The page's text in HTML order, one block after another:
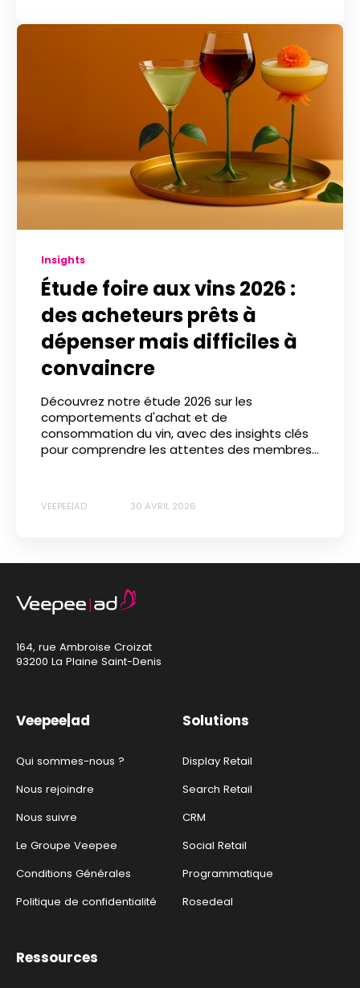
Insights
Étude foire aux vins 2026 :
des acheteurs prêts à
dépenser mais difficiles à
convaincre
Découvrez notre étude 2026 sur les
comportements d'achat et de
consommation du vin, avec des insights clés
pour comprendre les attentes des membres...
VEEPEE|AD 30 AVRIL 2026
164, rue Ambroise Croizat
93200 La Plaine Saint-Denis
Veepee|ad
Qui sommes-nous ?
Nous rejoindre
Nous suivre
Le Groupe Veepee
Conditions Générales
Politique de confidentialité
Solutions
Display Retail
Search Retail
CRM
Social Retail
Programmatique
Rosedeal
Ressources